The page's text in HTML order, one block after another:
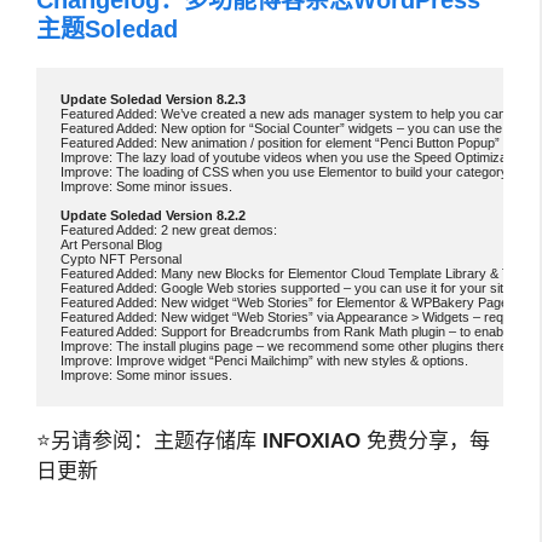
主题Soledad
Featured Added: We’ve created a new ads manager system to help you can
Featured Added: New option for “Social Counter” widgets – you can use the
Featured Added: New animation / position for element “Penci Button Popup” from
Improve: The lazy load of youtube videos when you use the Speed Optimization
Improve: The loading of CSS when you use Elementor to build your category/
Improve: Some minor issues.
Featured Added: 2 new great demos:
Art Personal Blog
Cypto NFT Personal
Featured Added: Many new Blocks for Elementor Cloud Template Library &
Featured Added: Google Web stories supported – you can use it for your site by
Featured Added: New widget “Web Stories” for Elementor & WPBakery Page
Featured Added: New widget “Web Stories” via Appearance > Widgets –
Featured Added: Support for Breadcrumbs from Rank Math plugin – to enable it,
Improve: The install plugins page – we recommend some other plugins there.
Improve: Improve widget “Penci Mailchimp” with new styles & options.
⭐另请参阅：主题存储库 INFOXIAO 免费分享，每
日更新